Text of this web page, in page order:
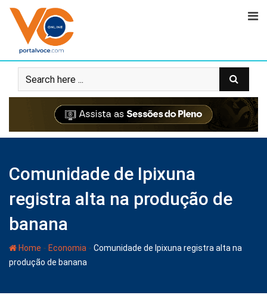
Comunidade de Ipixuna
registra alta na produção de
banana
Home - Economia - Comunidade de Ipixuna registra alta na
produção de banana